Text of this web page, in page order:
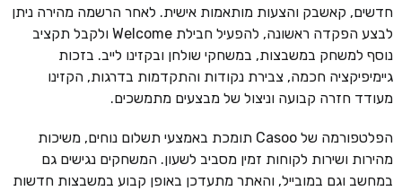
חדשים, קאשבק והצעות מותאמות אישית. לאחר הרשמה מהירה ניתן
לבצע הפקדה ראשונה, להפעיל חבילת Welcome ולקבל תקציב
נוסף למשחק במשבצות, במשחקי שולחן ובקזינו לייב. בזכות
גיימיפיקציה חכמה, צבירת נקודות והתקדמות בדרגות, הקזינו
מעודד חזרה קבועה וניצול של מבצעים מתמשכים.
הפלטפורמה של Casoo תומכת באמצעי תשלום נוחים, משיכות
מהירות ושירות לקוחות זמין מסביב לשעון. המשחקים נגישים גם
במחשב וגם במובייל, והאתר מתעדכן באופן קבוע במשבצות חדשות